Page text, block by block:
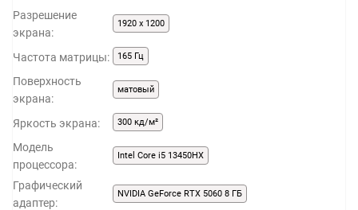
Разрешение
экрана:
1920 x 1200
Частота матрицы: 165 Гц
Поверхность
экрана:
матовый
Яркость экрана: 300 кд/м²
Модель
процессора:
Intel Core i5 13450HX
Графический
адаптер:
NVIDIA GeForce RTX 5060 8 ГБ